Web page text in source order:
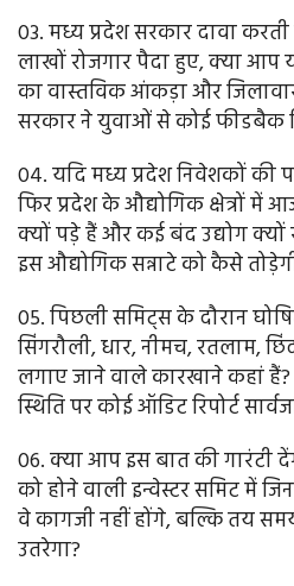
03. मध्य प्रदेश सरकार दावा
लाखों रोजगार पैदा हुए, क्या आप
का वास्तविक आंकड़ा और
सरकार ने युवाओं से कोई फीडबैक
04. यदि मध्य प्रदेश निवेशकों की
फिर प्रदेश के औद्योगिक क्षेत्रों में
क्यों पड़े हैं और कई बंद उद्योग
इस औद्योगिक सन्नाटे को कैसे
05. पिछली समिट्स के दौरान
सिंगरौली, धार, नीमच, रतलाम,
लगाए जाने वाले कारखाने कहां
स्थिति पर कोई ऑडिट रिपोर्ट
06. क्या आप इस बात की गारंटी
को होने वाली इन्वेस्टर समिट में
वे कागजी नहीं होंगे, बल्कि तय
उतरेगा?